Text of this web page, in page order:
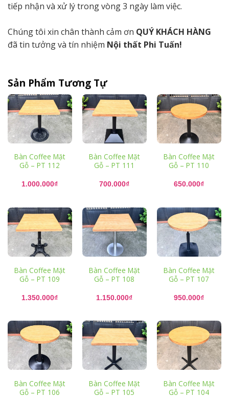
tiếp nhận và xử lý trong vòng 3 ngày làm việc.
Chúng tôi xin chân thành cảm ơn QUÝ KHÁCH HÀNG
đã tin tưởng và tín nhiệm Nội thất Phi Tuấn!
Sản Phẩm Tương Tự
Bàn Coffee Mặt
Gỗ – PT 112
1.000.000₫
Bàn Coffee Mặt
Gỗ – PT 111
700.000₫
Bàn Coffee Mặt
Gỗ – PT 110
650.000₫
Bàn Coffee Mặt
Gỗ – PT 109
1.350.000₫
Bàn Coffee Mặt
Gỗ – PT 108
1.150.000₫
Bàn Coffee Mặt
Gỗ – PT 107
950.000₫
Bàn Coffee Mặt
Gỗ – PT 106
Bàn Coffee Mặt
Gỗ – PT 105
Bàn Coffee Mặt
Gỗ – PT 104